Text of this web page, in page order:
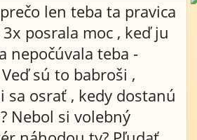
len teba ta pravica
3x posrala moc , keď ju
nepočúvala teba -
sú to babroši ,
sa osrať , kedy dostanú
Nebol si volebný